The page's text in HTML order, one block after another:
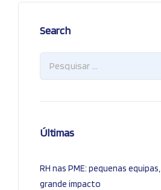
Search
Últimas
RH nas PME: pequenas equipas,
grande impacto